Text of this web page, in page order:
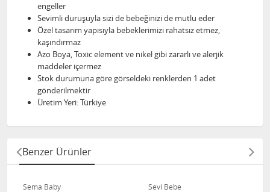
engeller
Sevimli duruşuyla sizi de bebeğinizi de mutlu eder
Özel tasarım yapısıyla bebeklerimizi rahatsız etmez,
kaşındırmaz
Azo Boya, Toxic element ve nikel gibi zararlı ve alerjik
maddeler içermez
Stok durumuna göre görseldeki renklerden 1 adet
gönderilmektir
Üretim Yeri: Türkiye
Benzer Ürünler
Sema Baby Sevi Bebe